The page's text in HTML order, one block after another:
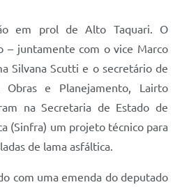
em prol de Alto Taquari. O
– juntamente com o vice Marco
Silvana Scutti e o secretário de
Obras e Planejamento, Lairto
na Secretaria de Estado de
(Sinfra) um projeto técnico para
de lama asfáltica.
com uma emenda do deputado